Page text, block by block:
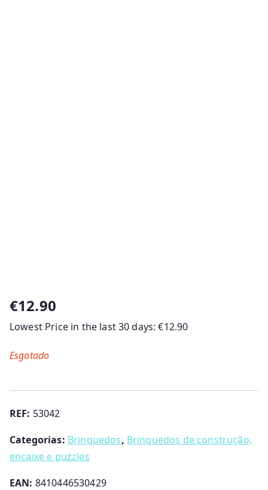
€12.90
Lowest Price in the last 30 days:€12.90
Esgotado
REF: 53042
Categorias: Brinquedos, Brinquedos de construção,
encaixe e puzzles
EAN: 8410446530429